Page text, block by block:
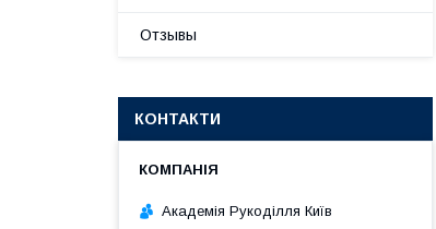
Отзывы
КОНТАКТИ
Академія Рукоділля Київ